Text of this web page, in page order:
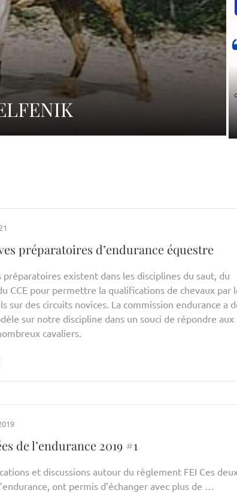
préparatoires d’endurance équestre
préparatoires existent dans les disciplines du saut, du
CCE pour permettre la qualifications de chevaux par
sur des circuits novices. La commission endurance a
sur notre discipline dans un souci de répondre aux
cavaliers.
de l’endurance 2019 #1
et discussions autour du règlement FEI Ces
ont permis d’échanger avec plus de …